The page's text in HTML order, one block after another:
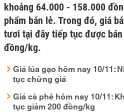
khoảng 64.000 - 158.000
phẩm bán lẻ. Trong đó, giá
tươi tại đây tiếp tục được
đồng/kg.
Giá lúa gạo hôm nay 10/11:
tục chững giá
Giá cà phê hôm nay 10/11:
tục giảm 200 đồng/kg